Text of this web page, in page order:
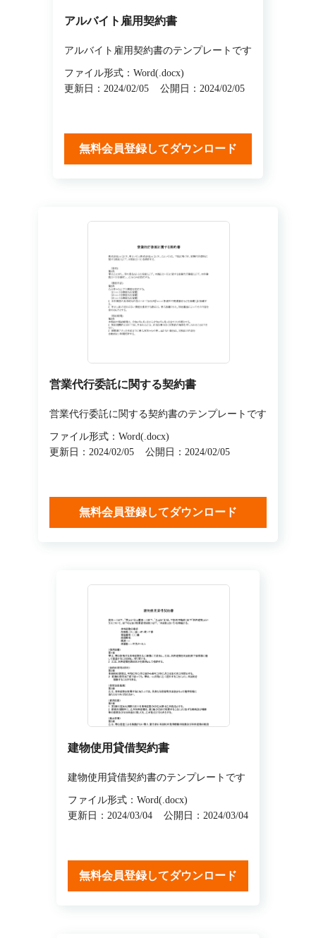
アルバイト雇用契約書
アルバイト雇用契約書のテンプレートです
ファイル形式：Word(.docx)
更新日：2024/02/05
公開日：2024/02/05
無料会員登録してダウンロード
営業代行委託に関する契約書
営業代行委託に関する契約書のテンプレートです
ファイル形式：Word(.docx)
更新日：2024/02/05
公開日：2024/02/05
無料会員登録してダウンロード
建物使用貸借契約書
建物使用貸借契約書のテンプレートです
ファイル形式：Word(.docx)
更新日：2024/03/04
公開日：2024/03/04
無料会員登録してダウンロード